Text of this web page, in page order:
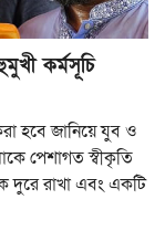
কর্মসূচি
হবে জানিয়ে যুব ও
পেশাগত স্বীকৃতি
দুরে রাখা এবং একটি